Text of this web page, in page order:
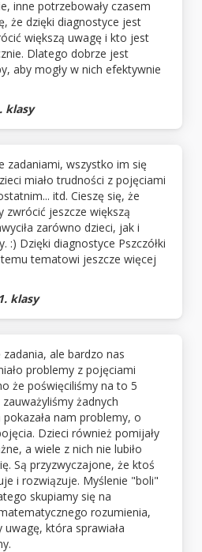
inne potrzebowały czasem
że dzięki diagnostyce jest
większą uwagę i kto jest
Dlatego dobrze jest
aby mogły w nich efektywnie
klasy
zadaniami, wszystko im się
miało trudności z pojęciami
itd. Cieszę się, że
zwrócić jeszcze większą
zarówno dzieci, jak i
:) Dzięki diagnostyce Pszczółki
tematowi jeszcze więcej
klasy
ale bardzo nas
problemy z pojęciami
że poświęciliśmy na to 5
żadnych
nam problemy, o
Dzieci również pomijały
a wiele z nich nie lubiło
Są przyzwyczajone, że ktoś
i rozwiązuje. Myślenie "boli"
skupiamy się na
rozumienia,
która sprawiała